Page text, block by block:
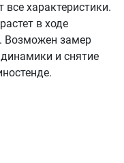
все характеристики.
в ходе
Возможен замер
и снятие